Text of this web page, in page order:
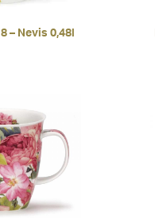
– Nevis 0,48l